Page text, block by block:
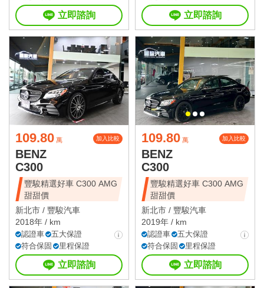
立即諮詢 立即諮詢
109.80 萬 加入比較
BENZ
C300
豐駿精選好車 C300 AMG
甜甜價
新北市 / 豐駿汽車
2018年 / km
認證車
五大保證
符合保固
里程保證
立即諮詢
109.80 萬 加入比較
BENZ
C300
豐駿精選好車 C300 AMG
甜甜價
新北市 / 豐駿汽車
2019年 / km
認證車
五大保證
符合保固
里程保證
立即諮詢